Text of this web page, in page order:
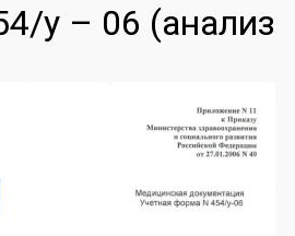
у – 06 (анализ